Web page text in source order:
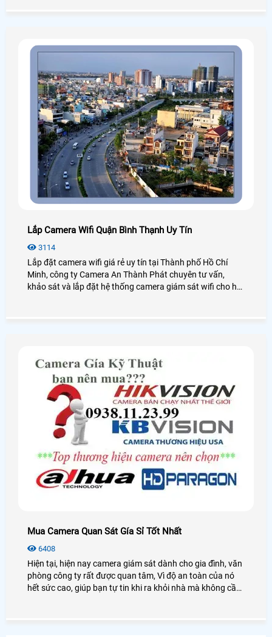
Lắp Camera Wifi Quận Bình Thạnh Uy Tín
3114
Lắp đặt camera wifi giá rẻ uy tín tại Thành phố Hồ Chí
Minh, công ty Camera An Thành Phát chuyên tư vấn,
khảo sát và lắp đặt hệ thống camera giám sát wifi cho hộ
Mua Camera Quan Sát Gía Sỉ Tốt Nhất
6408
Hiện tại, hiện nay camera giám sát dành cho gia đình, văn
phòng công ty rất được quan tâm, Vì độ an toàn của nó
hết sức cao, giúp bạn tự tin khi ra khỏi nhà mà không cần